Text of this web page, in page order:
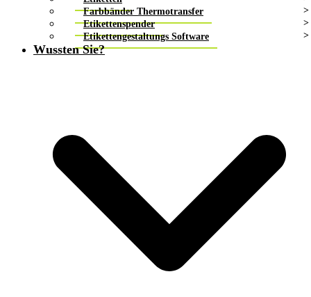
Farbbänder Thermotransfer
Etikettenspender
Etikettengestaltungs Software
Wussten Sie?